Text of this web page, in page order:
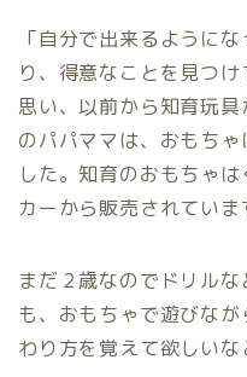
「自分で出来るように
り、得意なことを見つ
思い、以前から知育玩
のパパママは、おもち
した。知育のおもちゃ
カーから販売されていま
まだ２歳なのでドリル
も、おもちゃで遊びな
わり方を覚えて欲しい